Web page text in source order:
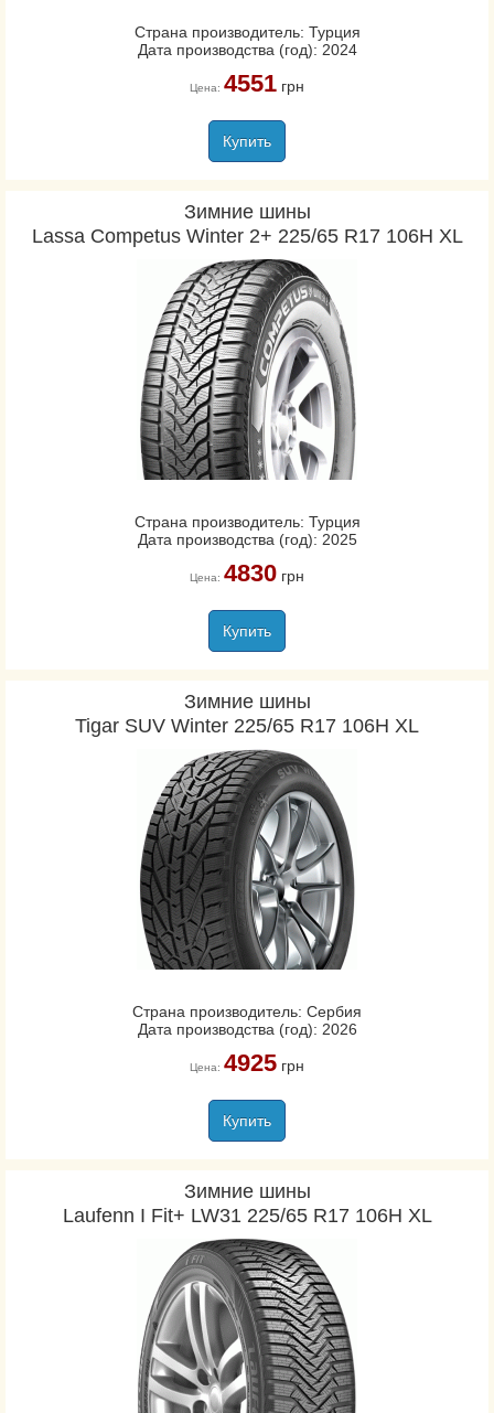
Страна производитель: Турция
Дата производства (год): 2024
Цена: 4551грн
Купить
Зимние шины
Lassa Competus Winter 2+ 225/65 R17 106H XL
Страна производитель: Турция
Дата производства (год): 2025
Цена: 4830грн
Купить
Зимние шины
Tigar SUV Winter 225/65 R17 106H XL
Страна производитель: Сербия
Дата производства (год): 2026
Цена: 4925грн
Купить
Зимние шины
Laufenn I Fit+ LW31 225/65 R17 106H XL